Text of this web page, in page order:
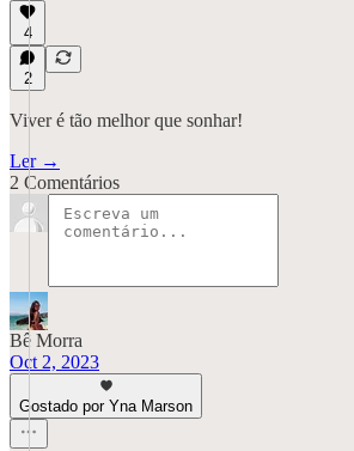
4
2
Viver é tão melhor que sonhar!
Ler →
2 Comentários
Bê Morra
Oct 2, 2023
Gostado por Yna Marson